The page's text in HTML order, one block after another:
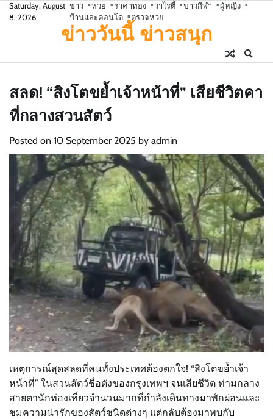
Skip
to
Saturday, August
8, 2026
ข่าว หวย ราคาทอง วาไรตี้ ข่าวกีฬา
ผู้หญิง
บ้านและคอนโด
ตรวจหวย
ข่าววันนี้ ข่าวสนุก
สลด! “สิงโตขย้ำเจ้าหน้าที่” เสียชีวิตคา
ที่กลางสวนสัตว์
Posted on 10 September 2025 by admin
เหตุการณ์สุดสลดที่คนทั้งประเทศต้องตกใจ! “สิงโตขย้ำเจ้า
หน้าที่” ในสวนสัตว์ชื่อดังของกรุงเทพฯ จนเสียชีวิต ท่ามกลาง
สายตานักท่องเที่ยวจำนวนมากที่กำลังเดินทางมาพักผ่อนและ
ชมความน่ารักของสัตว์ชนิดต่างๆ แต่กลับต้องมาพบกับ